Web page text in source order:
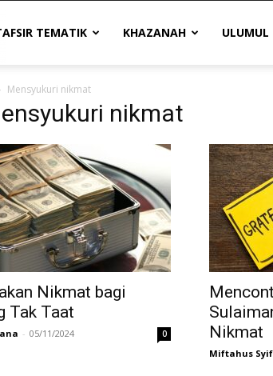
Tafsir
Al
Quran
|
Referensi
TEMATIK KHAZANAH ULUMUL
Mensyukuri nikmat
nikmat
Nikmat bagi
Tak Taat
- 05/11/2024 0
Nikmat
Miftahus